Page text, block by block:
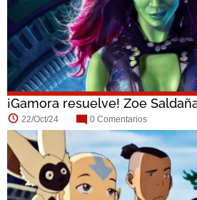
¡Gamora resuelve! Zoe
22/Oct/24 0 Comentarios